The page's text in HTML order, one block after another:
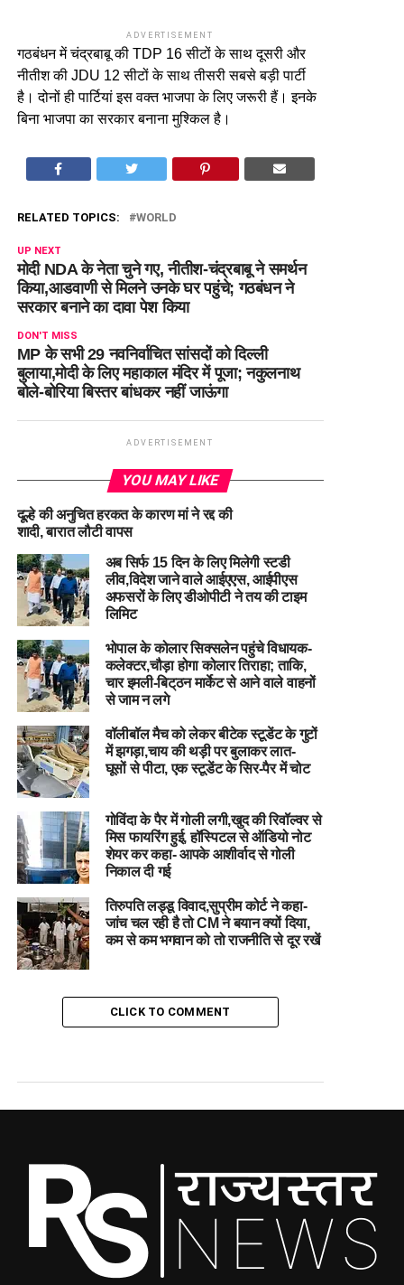
ADVERTISEMENT
गठबंधन में चंद्रबाबू की TDP 16 सीटों के साथ दूसरी और
नीतीश की JDU 12 सीटों के साथ तीसरी सबसे बड़ी पार्टी
है। दोनों ही पार्टियां इस वक्त भाजपा के लिए जरूरी हैं। इनके
बिना भाजपा का सरकार बनाना मुश्किल है।
RELATED TOPICS: WORLD
UP NEXT
मोदी NDA के नेता चुने गए, नीतीश-चंद्रबाबू ने समर्थन
किया,आडवाणी से मिलने उनके घर पहुंचे; गठबंधन ने
सरकार बनाने का दावा पेश किया
DON'T MISS
MP के सभी 29 नवनिर्वाचित सांसदों को दिल्ली
बुलाया,मोदी के लिए महाकाल मंदिर में पूजा; नकुलनाथ
बोले-बोरिया बिस्तर बांधकर नहीं जाऊंगा
ADVERTISEMENT
YOU MAY LIKE
दूल्हे की अनुचित हरकत के कारण मां ने रद्द की
शादी, बारात लौटी वापस
अब सिर्फ 15 दिन के लिए मिलेगी स्टडी
लीव,विदेश जाने वाले आईएएस, आईपीएस
अफसरों के लिए डीओपीटी ने तय की टाइम
लिमिट
भोपाल के कोलार सिक्सलेन पहुंचे विधायक-
कलेक्टर,चौड़ा होगा कोलार तिराहा; ताकि,
चार इमली-बिट्‌ठन मार्केट से आने वाले वाहनों
से जाम न लगे
वॉलीबॉल मैच को लेकर बीटेक ​​​​​​​स्टूडेंट के गुटों
में झगड़ा,चाय की थड़ी पर बुलाकर लात-
घूसों से पीटा, एक स्टूडेंट के सिर-पैर में चोट
गोविंदा के पैर में गोली लगी,खुद की रिवॉल्वर से
मिस फायरिंग हुई, हॉस्पिटल से ऑडियो नोट
शेयर कर कहा- आपके आशीर्वाद से गोली
निकाल दी गई
तिरुपति लड्डू विवाद,सुप्रीम कोर्ट ने कहा-
जांच चल रही है तो CM ने बयान क्यों दिया,
कम से कम भगवान को तो राजनीति से दूर रखें
CLICK TO COMMENT